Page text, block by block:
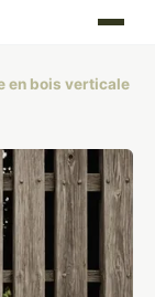
en bois verticale